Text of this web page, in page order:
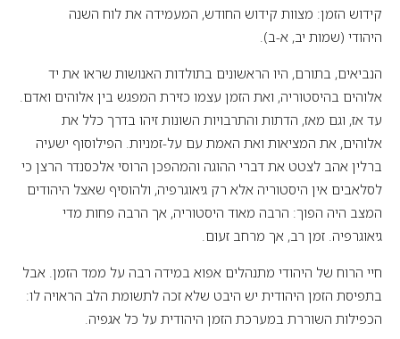
קידוש הזמן: מצוות קידוש החודש, המעמידה את לוח השנה
היהודי (שמות יב, א-ב).
הנביאים, בתורם, היו הראשונים בתולדות האנושות שראו את יד
אלוהים בהיסטוריה, ואת הזמן עצמו כזירת המפגש בין אלוהים ואדם.
עד אז, וגם מאז, הדתות והתרבויות השונות זיהו בדרך כלל את
אלוהים, את המציאות ואת האמת עם על-זמניות. הפילוסוף ישעיה
ברלין אהב לצטט את דברי ההוגה והמהפכן הרוסי אלכסנדר הרצן כי
לסלאבים אין היסטוריה אלא רק גיאוגרפיה, ולהוסיף שאצל היהודים
המצב היה הפוך: הרבה מאוד היסטוריה, אך הרבה פחות מדי
גיאוגרפיה. זמן רב, אך מרחב זעום.
חיי הרוח של היהודי מתנהלים אפוא במידה רבה על ממד הזמן. אבל
בתפיסת הזמן היהודית יש היבט שלא זכה לתשומת הלב הראויה לו:
הכפילות השוררת במערכת הזמן היהודית על כל אגפיה.